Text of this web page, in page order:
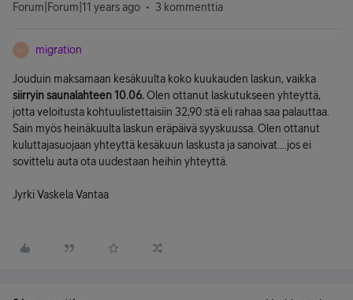
Forum|Forum|11 years ago 3 kommenttia
M migration
Jouduin maksamaan kesäkuulta koko kuukauden laskun, vaikka
siirryin saunalahteen 10.06.Olen ottanut laskutukseen yhteyttä,
jotta veloitusta kohtuulistettaisiin 32,90:stä eli rahaa saa palauttaa.
Sain myös heinäkuulta laskun eräpäivä syyskuussa. Olen ottanut
kuluttajasuojaan yhteyttä kesäkuun laskusta ja sanoivat....jos ei
sovittelu auta ota uudestaan heihin yhteyttä.
Jyrki Vaskela Vantaa